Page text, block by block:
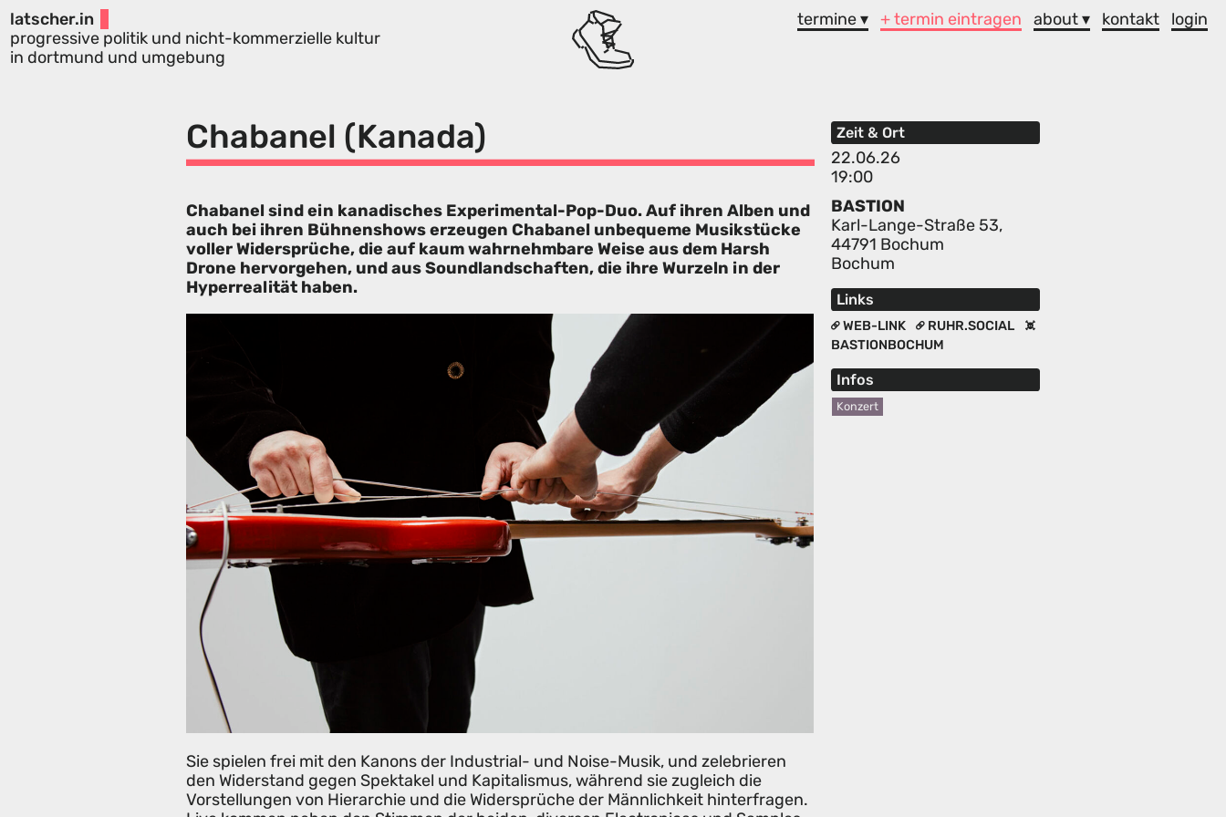
latscher.in
progressive politik und nicht-kommerzielle kultur
in dortmund und umgebung
termine ▾ + termin eintragen about ▾ kontakt login
Chabanel (Kanada) Zeit & Ort
22.06.26
19:00
BASTION
Karl-Lange-Straße 53,
44791 Bochum
Bochum
Links
WEB-LINK
RUHR.SOCIAL
BASTIONBOCHUM
Infos
Konzert
Chabanel sind ein kanadisches Experimental-Pop-Duo. Auf ihren Alben und
auch bei ihren Bühnenshows erzeugen Chabanel unbequeme Musikstücke
voller Widersprüche, die auf kaum wahrnehmbare Weise aus dem Harsh
Drone hervorgehen, und aus Soundlandschaften, die ihre Wurzeln in der
Hyperrealität haben.
Sie spielen frei mit den Kanons der Industrial- und Noise-Musik, und zelebrieren
den Widerstand gegen Spektakel und Kapitalismus, während sie zugleich die
Vorstellungen von Hierarchie und die Widersprüche der Männlichkeit hinterfragen.